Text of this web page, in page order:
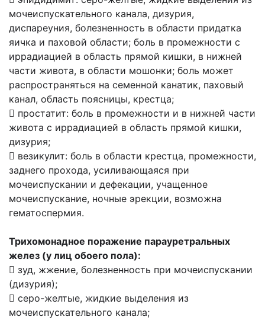
мочеиспускательного канала, дизурия,
диспареуния, болезненность в области придатка
яичка и паховой области; боль в промежности с
иррадиацией в область прямой кишки, в нижней
части живота, в области мошонки; боль может
распространяться на семенной канатик, паховый
канал, область поясницы, крестца;
 простатит: боль в промежности и в нижней части
живота с иррадиацией в область прямой кишки,
дизурия;
 везикулит: боль в области крестца, промежности,
заднего прохода, усиливающаяся при
мочеиспускании и дефекации, учащенное
мочеиспускание, ночные эрекции, возможна
гематоспермия.
Трихомонадное поражение парауретральных
желез (у лиц обоего пола):
 зуд, жжение, болезненность при мочеиспускании
(дизурия);
 серо-желтые, жидкие выделения из
мочеиспускательного канала;